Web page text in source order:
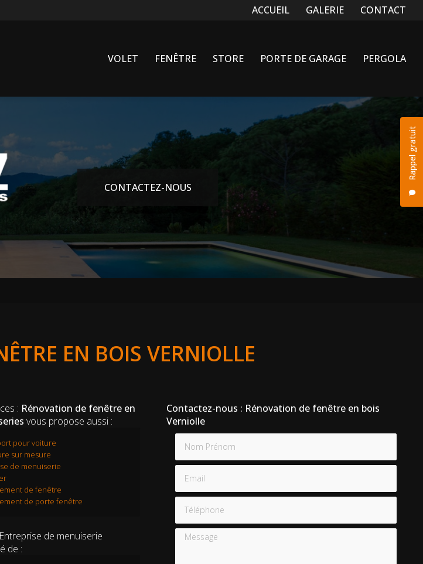
Navigation secondaire
ACCUEIL GALERIE CONTACT
Rappel gratuit
VOLET FENÊTRE STORE PORTE DE GARAGE PERGOLA
CONTACTEZ-NOUS
EN BOIS VERNIOLLE
: Rénovation de fenêtre en
vous propose aussi :
pour voiture
sur mesure
de menuiserie
de fenêtre
de porte fenêtre
de menuiserie
de :
Contactez-nous : Rénovation de fenêtre en bois
Verniolle
Nom Prénom
Email
Téléphone
Message